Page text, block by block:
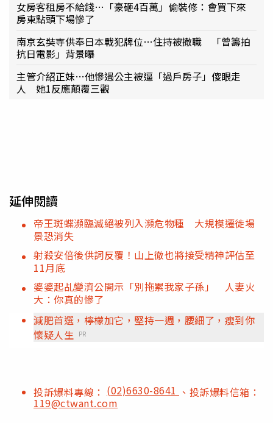
女房客租房不給錢…「豪砸4百萬」偷裝修：會買下來
房東點頭下場慘了
南京玄奘寺供奉日本戰犯牌位…住持被撤職 「曾籌拍
抗日電影」背景曝
主管介紹正妹…他慘遇公主被逼「過戶房子」傻眼走
人 她1反應顛覆三觀
延伸閱讀
帝王斑蝶瀕臨滅絕被列入瀕危物種 大規模遷徙場
景恐消失
射殺安倍後供詞反覆！山上徹也將接受精神評估至
11月底
婆婆起乩變濟公開示「別拖累我家子孫」 人妻火
大：你真的慘了
減肥首選，檸檬加它，堅持一週，腰細了，瘦到你
懷疑人生
PR
投訴爆料專線： (02)6630-8641 、投訴爆料信箱：
119@ctwant.com